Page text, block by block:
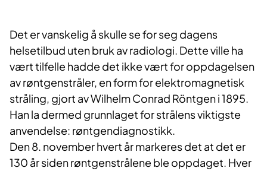
Det er vanskelig å skulle se for seg dagens
helsetilbud uten bruk av radiologi. Dette ville ha
vært tilfelle hadde det ikke vært for oppdagelsen
av røntgenstråler, en form for elektromagnetisk
stråling, gjort av Wilhelm Conrad Röntgen i 1895.
Han la dermed grunnlaget for strålens viktigste
anvendelse: røntgendiagnostikk.
Den 8. november hvert år markeres det at det er
130 år siden røntgenstrålene ble oppdaget. Hver